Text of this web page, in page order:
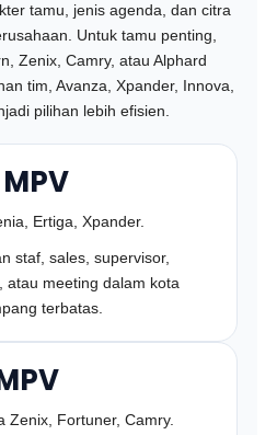
tamu, jenis agenda, dan citra
Untuk tamu penting,
Zenix, Camry, atau Alphard
tim, Avanza, Xpander, Innova,
pilihan lebih efisien.
Ertiga, Xpander.
staf, sales, supervisor,
atau meeting dalam kota
terbatas.
Zenix, Fortuner, Camry.